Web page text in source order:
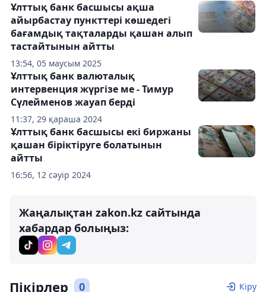
13:54, 05 маусым 2025
Ұлттық банк басшысы ақша
айырбастау пункттері көшедегі
бағамдық тақталарды қашан алып
тастайтынын айтты
11:37, 29 қараша 2024
Ұлттық банк валюталық
интервенция жүргізе ме - Тимур
Сүлейменов жауап берді
16:56, 12 сәуір 2024
Ұлттық банк басшысы екі биржаны
қашан біріктіруге болатынын
айтты
Жаңалықтан zakon.kz сайтында
хабардар болыңыз:
Пікірлер 0 Кіру